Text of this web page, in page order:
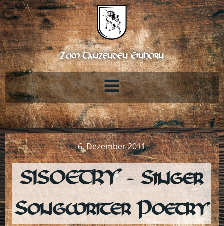
Zum
Inhalt
springen
Zum Tanzenden Einhorn
6. Dezember 2011
SISOETRY – Singer
Songwriter Poetry